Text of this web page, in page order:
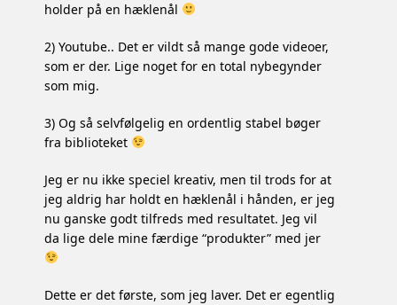
holder på en hæklenål
2) Youtube.. Det er vildt så mange gode videoer,
som er der. Lige noget for en total nybegynder
som mig.
3) Og så selvfølgelig en ordentlig stabel bøger
fra biblioteket
Jeg er nu ikke speciel kreativ, men til trods for at
jeg aldrig har holdt en hæklenål i hånden, er jeg
nu ganske godt tilfreds med resultatet. Jeg vil
da lige dele mine færdige “produkter” med jer
Dette er det første, som jeg laver. Det er egentlig